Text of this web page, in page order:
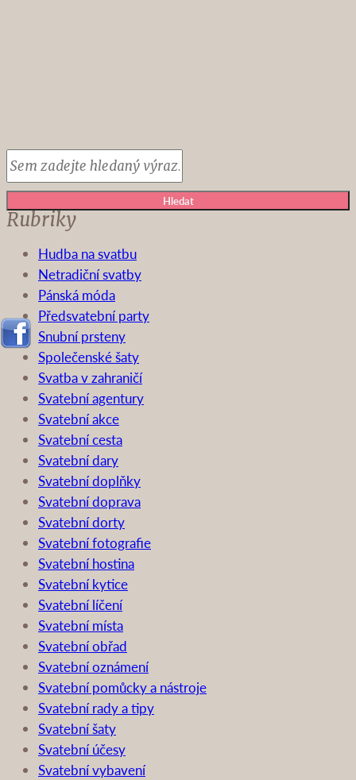
Hledat
Rubriky
Hudba na svatbu
Netradiční svatby
Pánská móda
Předsvatební party
Snubní prsteny
Společenské šaty
Svatba v zahraničí
Svatební agentury
Svatební akce
Svatební cesta
Svatební dary
Svatební doplňky
Svatební doprava
Svatební dorty
Svatební fotografie
Svatební hostina
Svatební kytice
Svatební líčení
Svatební místa
Svatební obřad
Svatební oznámení
Svatební pomůcky a nástroje
Svatební rady a tipy
Svatební šaty
Svatební účesy
Svatební vybavení